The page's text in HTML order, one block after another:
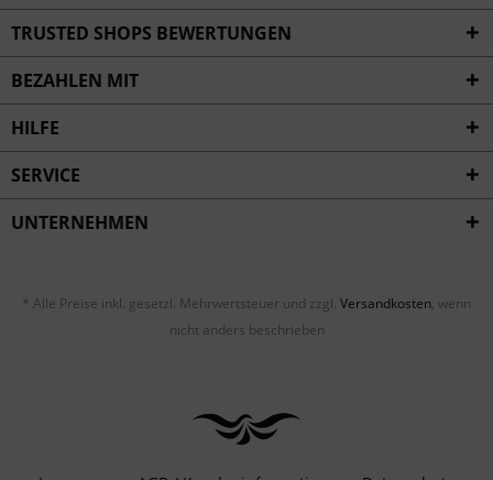
TRUSTED SHOPS BEWERTUNGEN
BEZAHLEN MIT
HILFE
SERVICE
UNTERNEHMEN
* Alle Preise inkl. gesetzl. Mehrwertsteuer und zzgl. Versandkosten, wenn
nicht anders beschrieben